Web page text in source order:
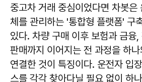
중고차 거래 중심이었다면 차봇은
체를 관리하는 '통합형 플랫폼' 구
있다. 차량 구매 이후 보험과 금융
판매까지 이어지는 전 과정을 하
연결한 것이 특징이다. 운전자 입
스를 각각 찾아다닐 필요 없이 하